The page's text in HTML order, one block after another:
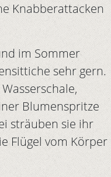
Knabberattacken
im Sommer
sehr gern.
Blumenspritze
sträuben sie ihr
Flügel vom Körper